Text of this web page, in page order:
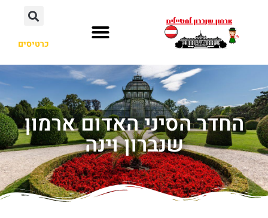
כרטיסים
החדר הסיני האדום ארמון
שנברון וינה